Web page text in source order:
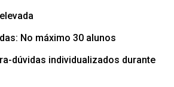
No máximo 30 alunos
dúvidas individualizados durante